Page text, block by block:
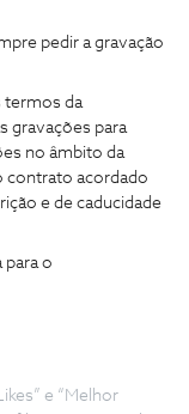
pedir a gravação
termos da
gravações para
no âmbito da
contrato acordado
e de caducidade
para o
e “Melhor